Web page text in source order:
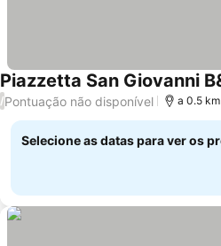
Piazzetta San Giovanni
/Pontuação não disponível a 0.5
Selecione as datas para ver os